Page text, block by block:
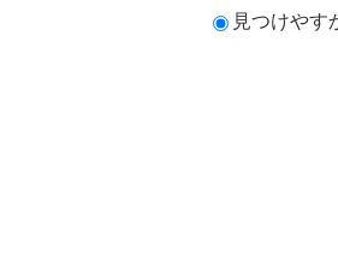
見つけやす